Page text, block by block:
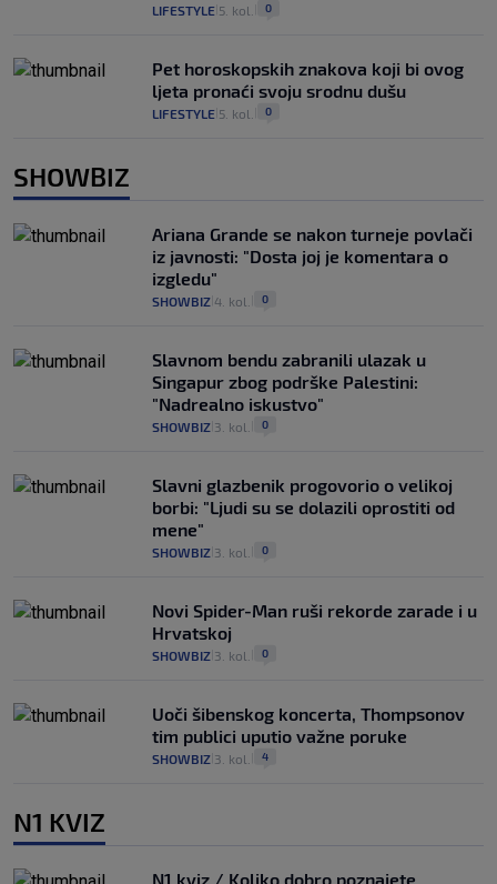
LIFESTYLE 5. kol. 0
Pet horoskopskih znakova koji bi ovog
ljeta pronaći svoju srodnu dušu
LIFESTYLE 5. kol. 0
SHOWBIZ
Ariana Grande se nakon turneje povlači
iz javnosti: "Dosta joj je komentara o
izgledu"
SHOWBIZ 4. kol. 0
Slavnom bendu zabranili ulazak u
Singapur zbog podrške Palestini:
"Nadrealno iskustvo"
SHOWBIZ 3. kol. 0
Slavni glazbenik progovorio o velikoj
borbi: "Ljudi su se dolazili oprostiti od
mene"
SHOWBIZ 3. kol. 0
Novi Spider-Man ruši rekorde zarade i u
Hrvatskoj
SHOWBIZ 3. kol. 0
Uoči šibenskog koncerta, Thompsonov
tim publici uputio važne poruke
SHOWBIZ 3. kol. 4
N1 KVIZ
N1 kviz / Koliko dobro poznajete